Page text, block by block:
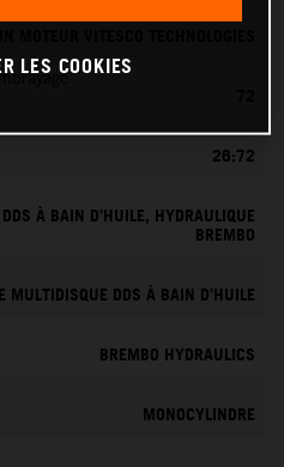
26:72
À BAIN D’HUILE, HYDRAULIQUE
BREMBO
MULTIDISQUE DDS À BAIN D’HUILE
BREMBO HYDRAULICS
MONOCYLINDRE
LES COOKIES